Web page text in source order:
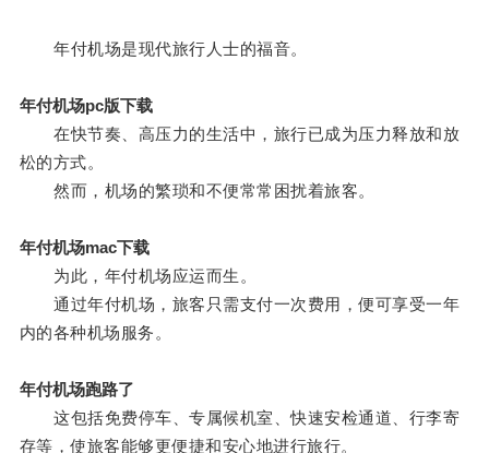
年付机场是现代旅行人士的福音。
年付机场pc版下载
在快节奏、高压力的生活中，旅行已成为压力释放和放
松的方式。
然而，机场的繁琐和不便常常困扰着旅客。
年付机场mac下载
为此，年付机场应运而生。
通过年付机场，旅客只需支付一次费用，便可享受一年
内的各种机场服务。
年付机场跑路了
这包括免费停车、专属候机室、快速安检通道、行李寄
存等，使旅客能够更便捷和安心地进行旅行。